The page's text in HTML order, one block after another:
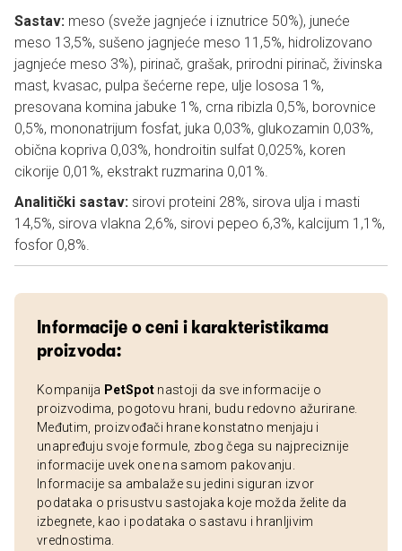
Sastav: meso (sveže jagnjeće i iznutrice 50%), juneće
meso 13,5%, sušeno jagnjeće meso 11,5%, hidrolizovano
jagnjeće meso 3%), pirinač, grašak, prirodni pirinač, živinska
mast, kvasac, pulpa šećerne repe, ulje lososa 1%,
presovana komina jabuke 1%, crna ribizla 0,5%, borovnice
0,5%, mononatrijum fosfat, juka 0,03%, glukozamin 0,03%,
obična kopriva 0,03%, hondroitin sulfat 0,025%, koren
cikorije 0,01%, ekstrakt ruzmarina 0,01%.
Analitički sastav: sirovi proteini 28%, sirova ulja i masti
14,5%, sirova vlakna 2,6%, sirovi pepeo 6,3%, kalcijum 1,1%,
fosfor 0,8%.
Informacije o ceni i karakteristikama
proizvoda:
Kompanija PetSpot nastoji da sve informacije o
proizvodima, pogotovu hrani, budu redovno ažurirane.
Međutim, proizvođači hrane konstatno menjaju i
unapređuju svoje formule, zbog čega su najpreciznije
informacije uvek one na samom pakovanju.
Informacije sa ambalaže su jedini siguran izvor
podataka o prisustvu sastojaka koje možda želite da
izbegnete, kao i podataka o sastavu i hranljivim
vrednostima.